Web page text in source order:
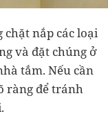
chặt nắp các loại
và đặt chúng ở
tắm. Nếu cần
ràng để tránh